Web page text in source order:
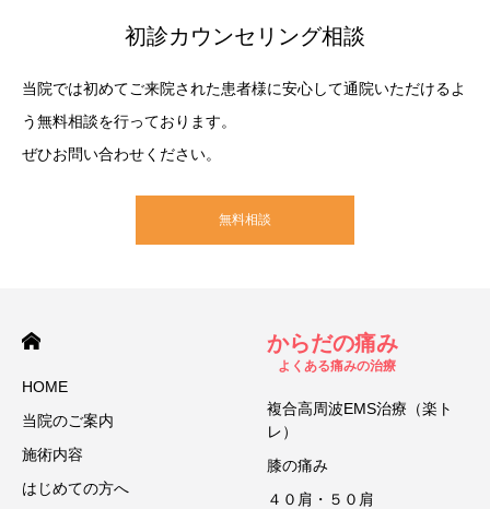
初診カウンセリング相談
当院では初めてご来院された患者様に安心して通院いただけるよ
う無料相談を行っております。
ぜひお問い合わせください。
無料相談
HOME
当院のご案内
施術内容
はじめての方へ
からだの痛み
よくある痛みの治療
複合高周波EMS治療（楽ト
レ）
膝の痛み
４０肩・５０肩